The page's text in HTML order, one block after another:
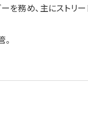
務め、主にストリー